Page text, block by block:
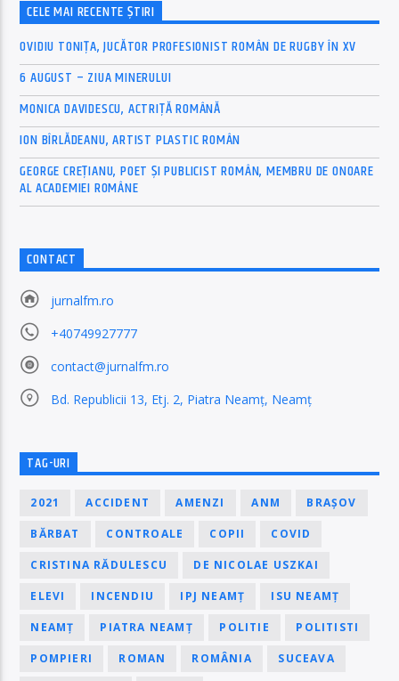
CELE MAI RECENTE ȘTIRI
OVIDIU TONIȚA, JUCĂTOR PROFESIONIST ROMÂN DE RUGBY ÎN XV
6 AUGUST – ZIUA MINERULUI
MONICA DAVIDESCU, ACTRIȚĂ ROMÂNĂ
ION BÎRLĂDEANU, ARTIST PLASTIC ROMÂN
GEORGE CREȚIANU, POET ȘI PUBLICIST ROMÂN, MEMBRU DE ONOARE
AL ACADEMIEI ROMÂNE
CONTACT
jurnalfm.ro
+40749927777
contact@jurnalfm.ro
Bd. Republicii 13, Etj. 2, Piatra Neamț, Neamț
TAG-URI
2021 ACCIDENT AMENZI ANM BRAȘOV
BĂRBAT CONTROALE COPII COVID
CRISTINA RĂDULESCU DE NICOLAE USZKAI
ELEVI INCENDIU IPJ NEAMȚ ISU NEAMȚ
NEAMȚ PIATRA NEAMȚ POLITIE POLITISTI
POMPIERI ROMAN ROMÂNIA SUCEAVA